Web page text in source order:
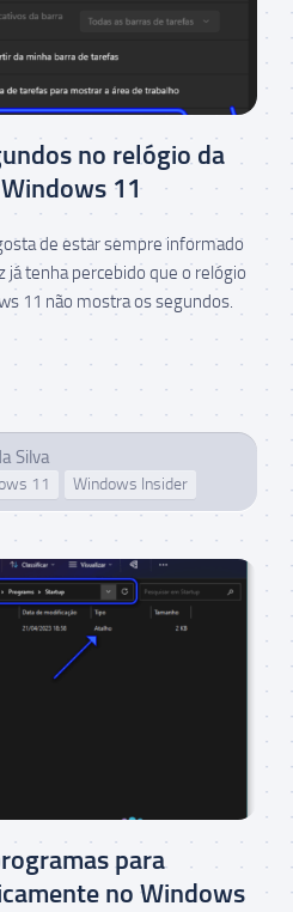
no relógio da
11
de estar sempre informado
já tenha percebido que o relógio
11 não mostra os segundos.
Silva
11 Windows Insider
para
no Windows